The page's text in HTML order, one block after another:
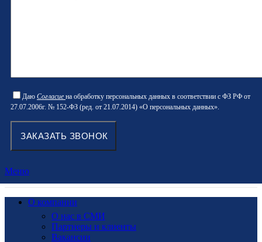
Даю Согласие на обработку персональных данных в соответствии с ФЗ РФ от
27.07.2006г. № 152-ФЗ (ред. от 21.07.2014) «О персональных данных».
Меню
О компании
О нас в СМИ
Партнеры и клиенты
Вакансии